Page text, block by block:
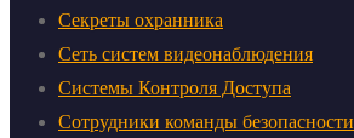
Секреты охранника
Сеть систем видеонаблюдения
Системы Контроля Доступа
Сотрудники команды безопасности